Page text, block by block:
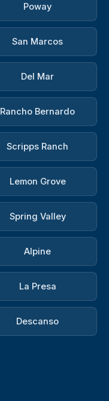
Poway
San Marcos
Del Mar
Rancho Bernardo
Scripps Ranch
Lemon Grove
Spring Valley
Alpine
La Presa
Descanso